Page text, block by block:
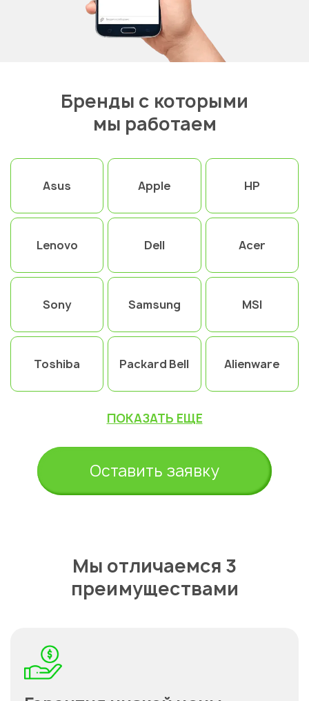
Бренды с которыми
мы работаем
Asus Apple HP
Lenovo Dell Acer
Sony Samsung MSI
Toshiba Packard Bell Alienware
ПОКАЗАТЬ ЕЩЕ
Оставить заявку
Мы отличаемся 3
преимуществами